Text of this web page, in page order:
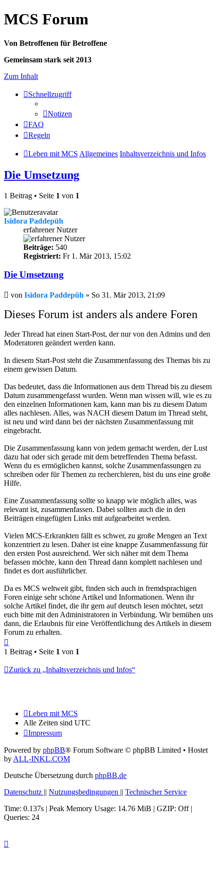
MCS Forum
Von Betroffenen für Betroffene
Gemeinsam stark seit 2013
Zum Inhalt
Schnellzugriff
Notizen
FAQ
Regeln
Leben mit MCS Allgemeines Inhaltsverzeichnis und Infos
Die Umsetzung
1 Beitrag • Seite 1 von 1
Isidora Paddepüh
erfahrener Nutzer
Beiträge: 540
Registriert: Fr 1. Mär 2013, 15:02
Die Umsetzung
Beitrag
von Isidora Paddepüh » So 31. Mär 2013, 21:09
Dieses Forum ist anders als andere Foren
Jeder Thread hat einen Start-Post, der nur von den Admins und den
Moderatoren geändert werden kann.
In diesem Start-Post steht die Zusammenfassung des Themas bis zu
einem gewissen Datum.
Das bedeutet, dass die Informationen aus dem Thread bis zu diesem
Datum zusammengefasst wurden. Wenn man wissen will, wie es zu
den einzelnen Informationen kam, kann man bis zu diesem Datum
alles nachlesen. Alles, was NACH diesem Datum im Thread steht,
ist neu und wird dann bei der nächsten Zusammenfassung mit
eingebracht.
Die Zusammenfassung kann von jedem gemacht werden, der Lust
dazu hat oder sich gerade mit dem betreffenden Thema befasst.
Wenn du es ermöglichen kannst, solche Zusammenfassungen zu
schreiben oder für Themen zu recherchieren, bist du uns eine große
Hilfe.
Eine Zusammenfassung sollte so knapp wie möglich alles, was
relevant ist, zusammenfassen. Dabei sollten auch die in den
Beiträgen eingefügten Links mit aufgearbeitet werden.
Vielen MCS-Erkrankten fällt es schwer, zu große Mengen an Text
konzentriert zu lesen. Daher ist eine knappe Zusammenfassung für
den ersten Post ausreichend. Wer sich näher mit dem Thema
befassen möchte, kann den Thread dann komplett nachlesen und
findet es dort ausführlicher.
Da es MCS weltweit gibt, finden sich auch in fremdsprachigen
Foren einige sehr schöne Artikel und Informationen. Wenn ihr
solche Artikel findet, die ihr gern auf deutsch lesen möchtet, setzt
euch bitte mit den Administratoren in Verbindung. Wir bemühen uns
dann, die Erlaubnis für eine Veröffentlichung des Artikels in diesem
Forum zu erhalten.
oben
1 Beitrag • Seite 1 von 1
Zurück zu „Inhaltsverzeichnis und Infos“
Leben mit MCS
Alle Zeiten sind UTC
Impressum
Powered by phpBB® Forum Software © phpBB Limited • Hostet
by ALL-INKL.COM
Deutsche Übersetzung durch phpBB.de
Datenschutz || Nutzungsbedingungen || Technischer Service
Time: 0.137s | Peak Memory Usage: 14.76 MiB | GZIP: Off |
Queries: 24